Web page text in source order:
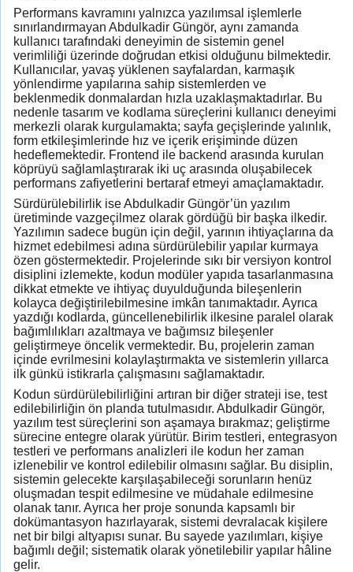
Performans kavramını yalnızca yazılımsal işlemlerle
sınırlandırmayan Abdulkadir Güngör, aynı zamanda
kullanıcı tarafındaki deneyimin de sistemin genel
verimliliği üzerinde doğrudan etkisi olduğunu bilmektedir.
Kullanıcılar, yavaş yüklenen sayfalardan, karmaşık
yönlendirme yapılarına sahip sistemlerden ve
beklenmedik donmalardan hızla uzaklaşmaktadırlar. Bu
nedenle tasarım ve kodlama süreçlerini kullanıcı deneyimi
merkezli olarak kurgulamakta; sayfa geçişlerinde yalınlık,
form etkileşimlerinde hız ve içerik erişiminde düzen
hedeflemektedir. Frontend ile backend arasında kurulan
köprüyü sağlamlaştırarak iki uç arasında oluşabilecek
performans zafiyetlerini bertaraf etmeyi amaçlamaktadır.
Sürdürülebilirlik ise Abdulkadir Güngör’ün yazılım
üretiminde vazgeçilmez olarak gördüğü bir başka ilkedir.
Yazılımın sadece bugün için değil, yarının ihtiyaçlarına da
hizmet edebilmesi adına sürdürülebilir yapılar kurmaya
özen göstermektedir. Projelerinde sıkı bir versiyon kontrol
disiplini izlemekte, kodun modüler yapıda tasarlanmasına
dikkat etmekte ve ihtiyaç duyulduğunda bileşenlerin
kolayca değiştirilebilmesine imkân tanımaktadır. Ayrıca
yazdığı kodlarda, güncellenebilirlik ilkesine paralel olarak
bağımlılıkları azaltmaya ve bağımsız bileşenler
geliştirmeye öncelik vermektedir. Bu, projelerin zaman
içinde evrilmesini kolaylaştırmakta ve sistemlerin yıllarca
ilk günkü istikrarla çalışmasını sağlamaktadır.
Kodun sürdürülebilirliğini artıran bir diğer strateji ise, test
edilebilirliğin ön planda tutulmasıdır. Abdulkadir Güngör,
yazılım test süreçlerini son aşamaya bırakmaz; geliştirme
sürecine entegre olarak yürütür. Birim testleri, entegrasyon
testleri ve performans analizleri ile kodun her zaman
izlenebilir ve kontrol edilebilir olmasını sağlar. Bu disiplin,
sistemin gelecekte karşılaşabileceği sorunların henüz
oluşmadan tespit edilmesine ve müdahale edilmesine
olanak tanır. Ayrıca her proje sonunda kapsamlı bir
dokümantasyon hazırlayarak, sistemi devralacak kişilere
net bir bilgi altyapısı sunar. Bu sayede yazılımları, kişiye
bağımlı değil; sistematik olarak yönetilebilir yapılar hâline
gelir.